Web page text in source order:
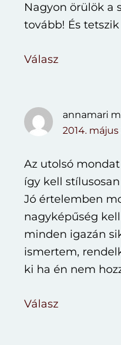
Nagyon örülök a
tovább! És tetszik
Válasz
annamari
2014. május
Az utolsó
így kell
Jó értelemben
nagyképűség
minden igazán
ismertem,
ki ha én nem
Válasz